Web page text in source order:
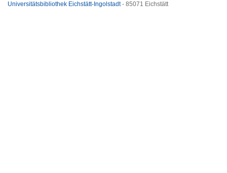
Universitätsbibliothek Eichstätt-Ingolstadt- 85071 Eichstätt